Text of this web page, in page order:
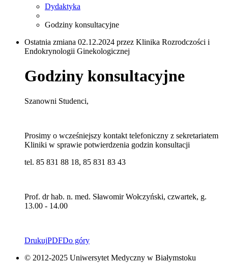
Dydaktyka
Godziny konsultacyjne
Ostatnia zmiana 02.12.2024 przez Klinika Rozrodczości i
Endokrynologii Ginekologicznej
Godziny konsultacyjne
Szanowni Studenci,
Prosimy o wcześniejszy kontakt telefoniczny z sekretariatem
Kliniki w sprawie potwierdzenia godzin konsultacji
tel. 85 831 88 18, 85 831 83 43
Prof. dr hab. n. med. Sławomir Wołczyński, czwartek, g.
13.00 - 14.00
DrukujPDFDo góry
© 2012-2025 Uniwersytet Medyczny w Białymstoku